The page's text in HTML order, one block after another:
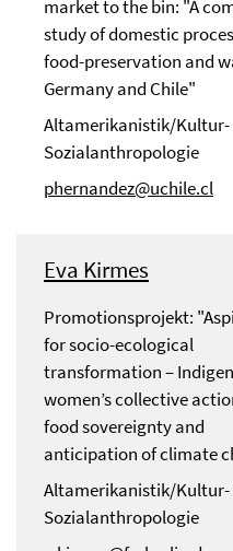
market to the bin: "A
study of domestic
food-preservation and
Germany and Chile"
Altamerikanistik/Kultur-
Sozialanthropologie
phernandez@uchile.cl
Eva Kirmes
Promotionsprojekt:
for socio-ecological
transformation –
women’s collective
food sovereignty and
anticipation of climate
Altamerikanistik/Kultur-
Sozialanthropologie